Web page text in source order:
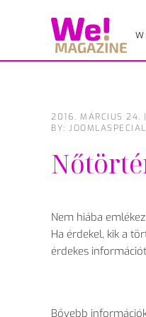
2016. MÁRCIUS 24. |
BY:
Nem hiába
Ha érdekel, kik a
érdekes
Bővebb